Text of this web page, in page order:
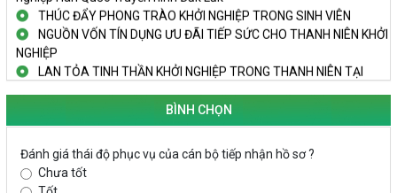
THÚC ĐẨY PHONG TRÀO KHỞI NGHIỆP TRONG SINH VIÊN
NGUỒN VỐN TÍN DỤNG ƯU ĐÃI TIẾP SỨC CHO THANH NIÊN KHỞI
NGHIỆP
LAN TỎA TINH THẦN KHỞI NGHIỆP TRONG THANH NIÊN TẠI
HUYỆN KRÔNG PẮC
KHỞI NGHIỆP VỚI MÔ HÌNH NUÔI ỐC NHỒI
NHÌN LẠI HOẠT ĐỘNG KHỞI NGHIỆP ĐẮK LẮK GIAI ĐOẠN 2018-
KHAI MẠC TECHFEST 2024
TRAILER TECHFEST DAKLAK 2024 OK1
BÌNH CHỌN
Đánh giá thái độ phục vụ của cán bộ tiếp nhận hồ sơ ?
Chưa tốt